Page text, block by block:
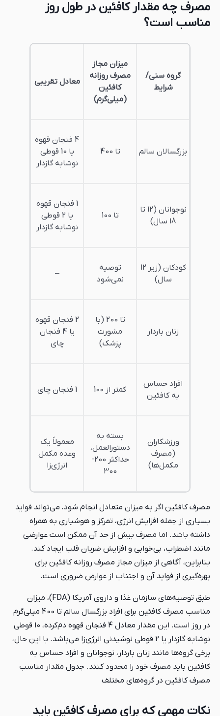
مصرف چه مقدار کافئین در طول روز
مناسب است؟
گروه سنی/
شرایط
میزان مجاز
مصرف روزانه
کافئین
(میلی‌گرم)
معادل تقریبی
بزرگسالان سالم تا 400
4 فنجان قهوه
یا 10 قوطی
نوشابه گازدار
نوجوانان (12 تا
18 سال)
تا 100
1 فنجان قهوه
یا 2 قوطی
نوشابه گازدار
کودکان (زیر 12
سال)
توصیه
نمی‌شود
–
زنان باردار
تا 200 (با
مشورت
پزشک)
2 فنجان قهوه
یا 4 فنجان
چای
افراد حساس
به کافئین
کمتر از 100 1 فنجان چای
ورزشکاران
(مصرف
مکمل‌ها)
بسته به
دستورالعمل،
حداکثر 200-
300
معمولاً یک
وعده مکمل
انرژی‌زا
مصرف کافئین اگر به میزان متعادل انجام شود، می‌تواند فواید
بسیاری از جمله افزایش انرژی، تمرکز و هوشیاری به همراه
داشته باشد. اما مصرف بیش از حد آن ممکن است عوارضی
مانند اضطراب، بی‌خوابی و افزایش ضربان قلب ایجاد کند.
بنابراین، آگاهی از میزان مجاز مصرف روزانه کافئین برای
بهره‌گیری از فواید آن و اجتناب از عوارض ضروری است.
طبق توصیه‌های سازمان غذا و داروی آمریکا (FDA)، میزان
مناسب مصرف کافئین برای افراد بزرگسال سالم تا 400 میلی‌گرم
در روز است. این مقدار معادل 4 فنجان قهوه دم‌کرده، 10 قوطی
نوشابه گازدار یا 2 قوطی نوشیدنی انرژی‌زا می‌باشد. با این حال،
برخی گروه‌ها مانند زنان باردار، نوجوانان و افراد حساس به
کافئین باید مصرف خود را محدود کنند. جدول مقدار مناسب
مصرف کافئین در گروه‌های مختلف
نکات مهمی که برای مصرف کافئین باید